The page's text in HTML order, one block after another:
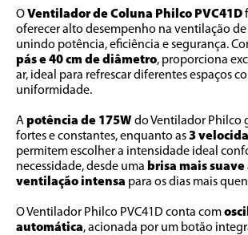
O Ventilador de Coluna Philco PVC41D
oferecer alto desempenho na ventilação
unindo potência, eficiência e segurança.
pás e 40 cm de diâmetro, proporciona
ar, ideal para refrescar diferentes espaços
uniformidade.
A potência de 175W do Ventilador Philco
fortes e constantes, enquanto as 3
permitem escolher a intensidade ideal
necessidade, desde uma brisa mais suave
ventilação intensa para os dias mais
O Ventilador Philco PVC41D conta com
automática, acionada por um botão